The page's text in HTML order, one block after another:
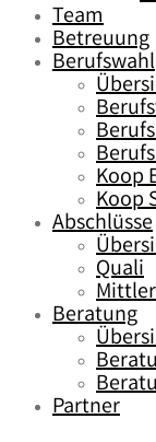
Team
Betreuung
Berufswahl
Koop
Koop
Abschlüsse
Quali
Beratung
Partner